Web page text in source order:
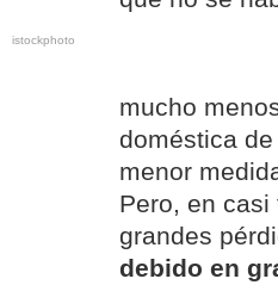
istockphoto
mucho
doméstica
menor
Pero, en
grandes
debido en